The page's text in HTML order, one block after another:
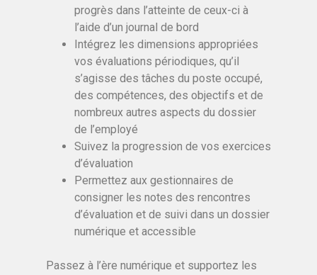
progrès dans l’atteinte de ceux-ci à
l’aide d’un journal de bord
Intégrez les dimensions appropriées
vos évaluations périodiques, qu’il
s’agisse des tâches du poste occupé,
des compétences, des objectifs et de
nombreux autres aspects du dossier
de l’employé
Suivez la progression de vos exercices
d’évaluation
Permettez aux gestionnaires de
consigner les notes des rencontres
d’évaluation et de suivi dans un dossier
numérique et accessible
Passez à l’ère numérique et supportez les